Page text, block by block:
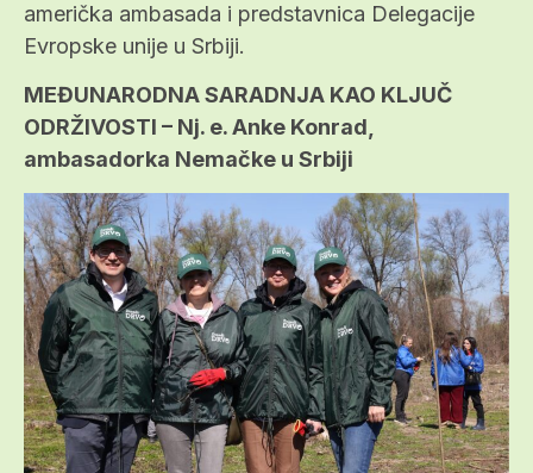
američka ambasada i predstavnica Delegacije
Evropske unije u Srbiji.
MEĐUNARODNA SARADNJA KAO KLJUČ
ODRŽIVOSTI – Nj. e. Anke Konrad,
ambasadorka Nemačke u Srbiji